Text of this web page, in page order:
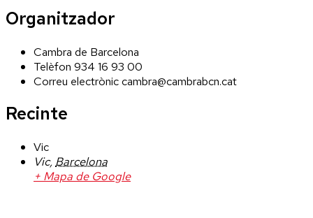
Organitzador
Cambra de Barcelona
Telèfon 934 16 93 00
Correu electròniccambra@cambrabcn.cat
Recinte
Vic
Vic, Barcelona
+ Mapa de Google